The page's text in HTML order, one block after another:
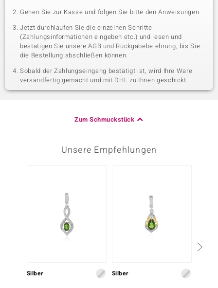
Gehen Sie zur Kasse und folgen Sie bitte den Anweisungen.
Jetzt durchlaufen Sie die einzelnen Schritte
(Zahlungsinformationen eingeben etc.) und lesen und
bestätigen Sie unsere AGB und Rückgabebelehrung, bis Sie
die Bestellung abschließen können.
Sobald der Zahlungseingang bestätigt ist, wird Ihre Ware
versandfertig gemacht und mit DHL zu Ihnen geschickt.
Zum Schmuckstück
Unsere Empfehlungen
Silber Silber